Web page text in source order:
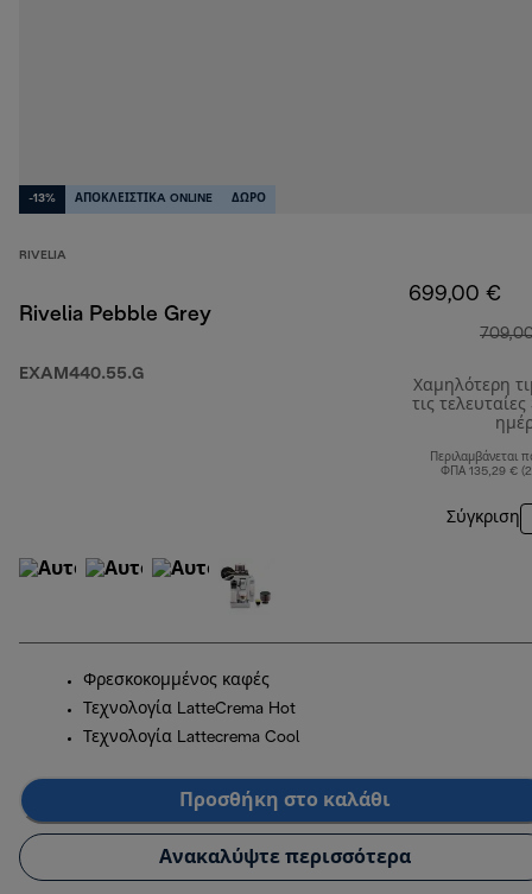
-13% ΑΠΟΚΛΕΙΣΤΙΚA ONLINE ΔΩΡΟ
RIVELIA
Rivelia Pebble Grey
EXAM440.55.G
699,00 €
Χαμηλότερη
τις τελευταίες
Περιλαμβάνεται
ΦΠΑ 135,29 €
Σύγκριση
Φρεσκοκομμένος καφές
Τεχνολογία LatteCrema Hot
Τεχνολογία Lattecrema Cool
Προσθήκη στο καλάθι
Ανακαλύψτε περισσότερα